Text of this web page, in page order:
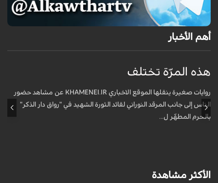
أهم الأخبار
هذه المرّة تختلف
روايات صغيرة ينقلها الموقع الاخباري KHAMENEI.IR عن مشاهد حضور
الناس إلى جانب المرقد النوراني لقائد الثورة الشهيد في "رواق دار الذكر"
بالحرم المطهّر ل...
الأكثر مشاهدة